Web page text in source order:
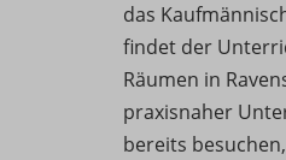
das
findet der
Räumen in
praxisnaher
bereits